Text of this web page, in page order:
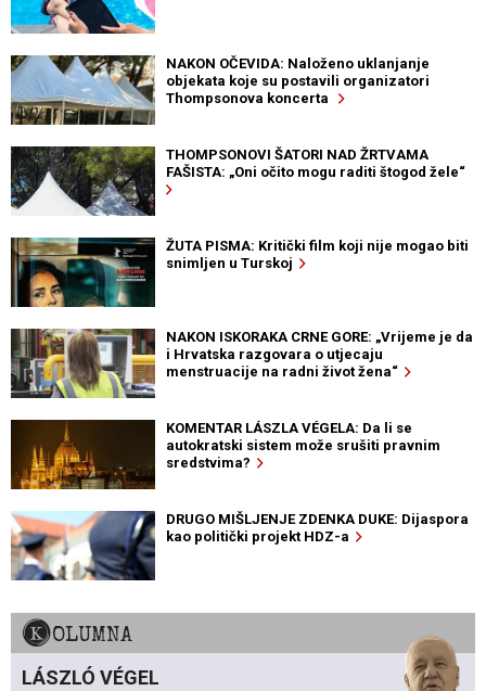
NAKON OČEVIDA: Naloženo uklanjanje
objekata koje su postavili organizatori
Thompsonova koncerta
THOMPSONOVI ŠATORI NAD ŽRTVAMA
FAŠISTA: „Oni očito mogu raditi štogod žele“
ŽUTA PISMA: Kritički film koji nije mogao biti
snimljen u Turskoj
NAKON ISKORAKA CRNE GORE: „Vrijeme je da
i Hrvatska razgovara o utjecaju
menstruacije na radni život žena“
KOMENTAR LÁSZLA VÉGELA: Da li se
autokratski sistem može srušiti pravnim
sredstvima?
DRUGO MIŠLJENJE ZDENKA DUKE: Dijaspora
kao politički projekt HDZ-a
KOLUMNA
LÁSZLÓ VÉGEL